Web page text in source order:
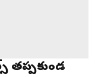
తప్పకుండ